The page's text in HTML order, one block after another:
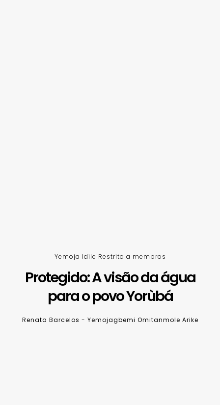
Yemoja Idile Restrito a membros
Protegido: A visão da água
para o povo Yorùbá
Renata Barcelos - Yemojagbemi Omitanmole Arike